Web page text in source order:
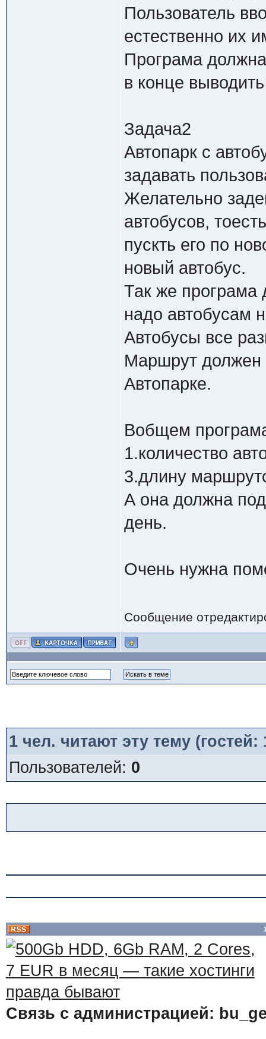
Пользователь
естественно их
Програма
в конце
Задача2
Автопарк с
задавать
Желательно
автобусов,
пускть его по
новый автобус.
Так же програма
надо автобусам
Автобусы все
Маршрут должен
Автопарке.
Вобщем
1.количество
3.длину
А она должна
день.
Очень нужна
Сообщение
1чел. читают эту тему
Пользователей: 0
Связь с администрацией: